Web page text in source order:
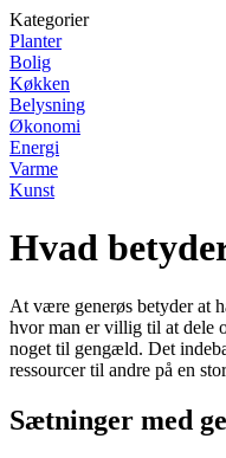
Kategorier
Planter
Bolig
Køkken
Belysning
Økonomi
Energi
Varme
Kunst
Hvad
At være generøs betyder at
hvor man er villig til at dele
noget til gengæld. Det
ressourcer til andre på en
Sætninger med